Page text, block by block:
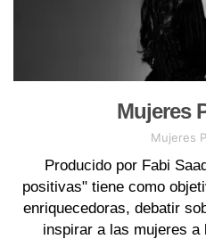
Mujeres
Mujeres
Producido por Fabi
positivas" tiene como
enriquecedoras, debatir
inspirar a las mujeres